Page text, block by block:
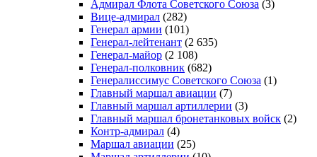
Адмирал Флота Советского Союза (3)
Вице-адмирал (282)
Генерал армии (101)
Генерал-лейтенант (2 635)
Генерал-майор (2 108)
Генерал-полковник (682)
Генералиссимус Советского Союза (1)
Главный маршал авиации (7)
Главный маршал артиллерии (3)
Главный маршал бронетанковых войск (2)
Контр-адмирал (4)
Маршал авиации (25)